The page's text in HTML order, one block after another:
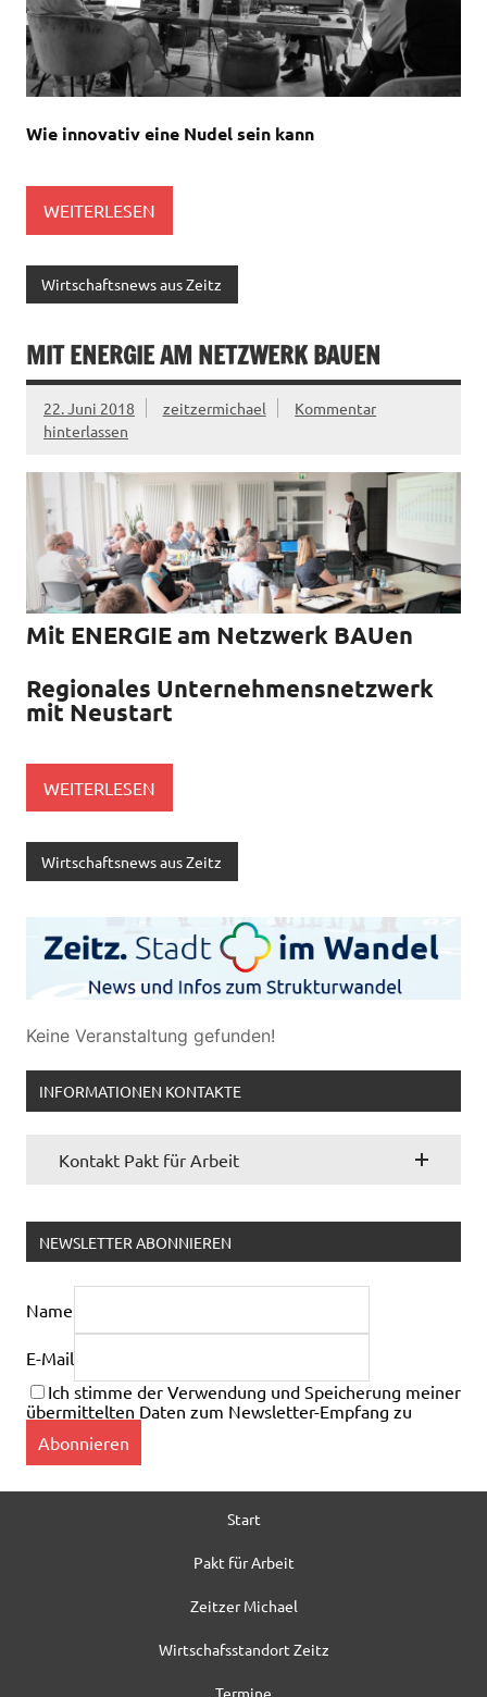
Wie innovativ eine Nudel sein kann
WEITERLESEN
Wirtschaftsnews aus Zeitz
MIT ENERGIE AM NETZWERK BAUEN
22. Juni 2018 zeitzermichael
Kommentar
hinterlassen
Mit ENERGIE am Netzwerk BAUen
Regionales Unternehmensnetzwerk
mit Neustart
WEITERLESEN
Wirtschaftsnews aus Zeitz
Keine Veranstaltung gefunden!
INFORMATIONEN KONTAKTE
Kontakt Pakt für Arbeit
NEWSLETTER ABONNIEREN
Name
E-Mail
Ich stimme der Verwendung und Speicherung meiner
übermittelten Daten zum Newsletter-Empfang zu
Start
Pakt für Arbeit
Zeitzer Michael
Wirtschafsstandort Zeitz
Termine